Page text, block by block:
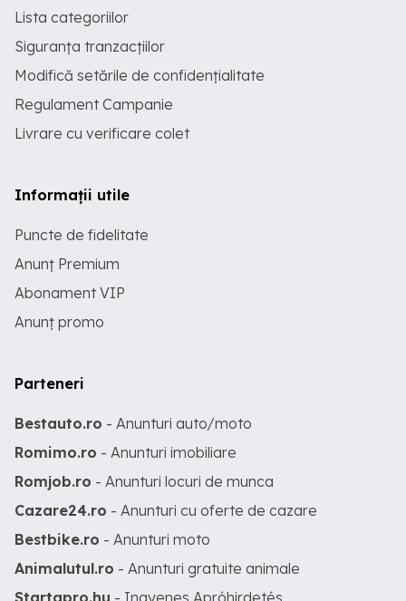
Lista categoriilor
Siguranța tranzacțiilor
Modifică setările de confidențialitate
Regulament Campanie
Livrare cu verificare colet
Informații utile
Puncte de fidelitate
Anunț Premium
Abonament VIP
Anunț promo
Parteneri
Bestauto.ro - Anunturi auto/moto
Romimo.ro - Anunturi imobiliare
Romjob.ro - Anunturi locuri de munca
Cazare24.ro - Anunturi cu oferte de cazare
Bestbike.ro - Anunturi moto
Animalutul.ro - Anunturi gratuite animale
Startapro.hu - Ingyenes Apróhirdetés